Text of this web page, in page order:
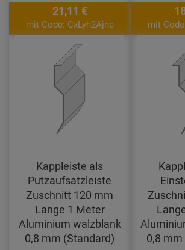
21,11 €
mit Code: CxLyh2Ajne mit
Kappleiste als
Putzaufsatzleiste
Zuschnitt 120 mm
Länge 1 Meter
Aluminium walzblank
0,8 mm (Standard)
0,8